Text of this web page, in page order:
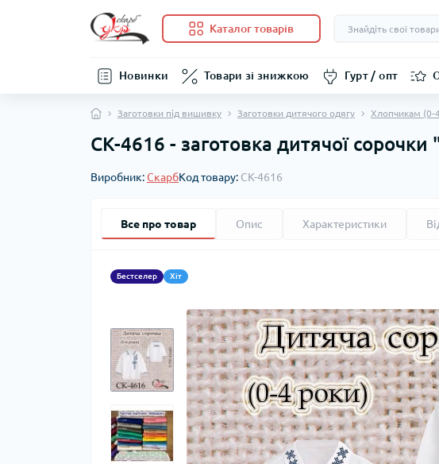
Каталог товарів
Новинки Товари зі знижкою Гурт / опт
Заготовки під вишивку Заготовки дитячого одягу Хлопчикам (0-
СК-4616 - заготовка дитячої
Виробник:СкарбКод товару: СК-4616
Все про товар Опис Характеристики
Бестселер Хіт